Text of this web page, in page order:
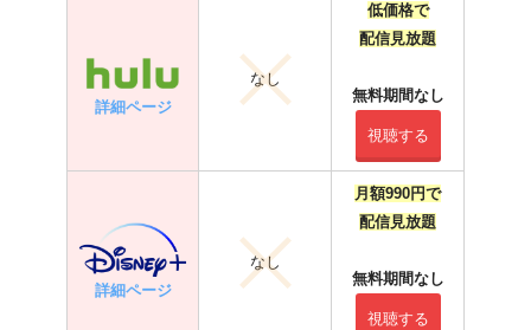
詳細ページ
なし
低価格で
配信見放題
無料期間なし
視聴する
詳細ページ
なし
月額990円で
配信見放題
無料期間なし
視聴する